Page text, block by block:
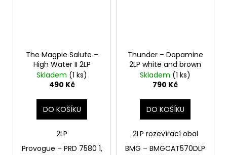
The Magpie Salute –
High Water II 2LP
Skladem (1 ks)
490 Kč
DO KOŠÍKU
2LP
Provogue – PRD 7580 1,
Thunder – Dopamine
2LP white and brown
Skladem (1 ks)
790 Kč
DO KOŠÍKU
2LP rozevírací obal
BMG – BMGCAT570DLP